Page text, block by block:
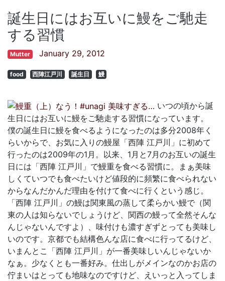
誕生日にはお互いに鰻をご馳走
する習慣
Mutter January 29, 2012
food 西陣江戸川 誕生日 鰻
いつの頃から誕
生日にはお互いに鰻をご馳走する習慣になっています。
僕の誕生日に鰻を食べるようになったのは多分2008年く
らいからで、お気に入りの鰻屋「西陣 江戸川」に初めて
行ったのは2009年の1月。以来、1月と7月のお互いの誕生
日には「西陣 江戸川」で鰻重を食べる習慣に。まぁ美味
しくていつでも食べたいけど値段的に頻繁に食べられない
からなんだかんだ理由を付けて食べに行くという感じ。
「西陣 江戸川」の鰻は関東風の蒸して柔らかい鰻で（関
東の人は知らないでしょうけど、関西の鰻って全然そんな
んじゃないんですよ）、味付けも濃すぎずとっても美味し
いのです。京都でも結構色んな店に食べに行ってるけど、
いまんとこ「西陣 江戸川」が一番美味しいんじゃないか
なぁ。少なくとも一番好み。仕出しがメインなのかお店の
佇まいはとっても地味なのですけど、えいっと入ってしま